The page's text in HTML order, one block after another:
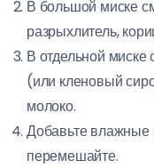
В большой миске
разрыхлитель,
В отдельной
(или кленовый
молоко.
Добавьте влажные
перемешайте.